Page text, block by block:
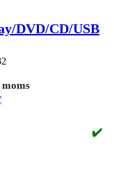
DVD/CD/USB
✔️